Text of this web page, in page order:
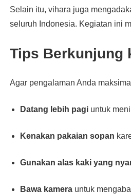
Selain itu, vihara juga
seluruh Indonesia. Kegiatan ini
Tips Berkunjung
Agar pengalaman Anda
Datang lebih pagi untuk
Kenakan pakaian sopan
Gunakan alas kaki yang
Bawa kamera untuk